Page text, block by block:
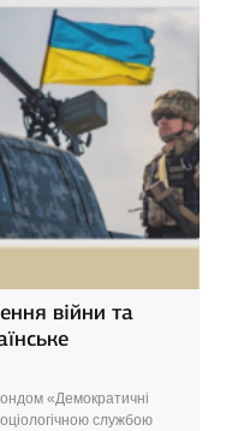
війни та
«Демократичні
службою